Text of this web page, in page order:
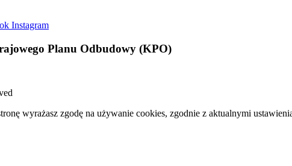
Instagram
Planu Odbudowy (KPO)
wyrażasz zgodę na używanie cookies, zgodnie z aktualnymi